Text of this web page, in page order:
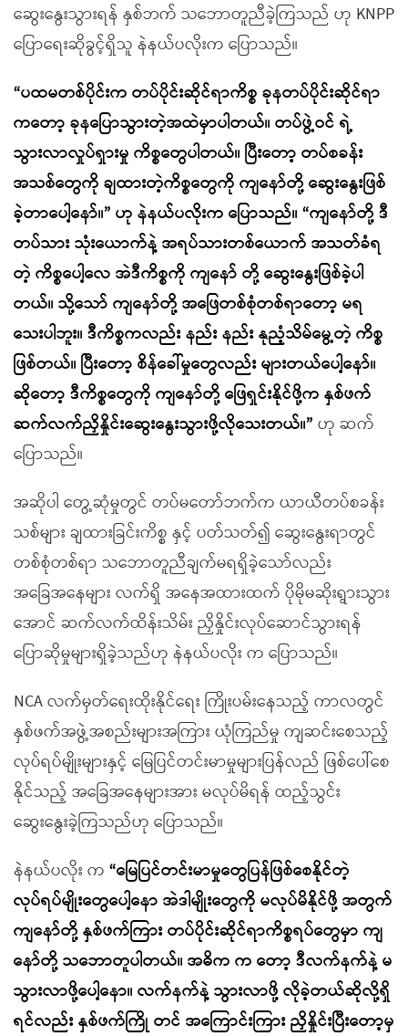
ဆွေးနွေးသွားရန် နှစ်ဘက် သဘောတူညီခဲ့ကြသည် ဟု KNPP
ပြောရေးဆိုခွင့်ရှိသူ နဲနယ်ပလိုးက ပြောသည်။
“ပထမတစ်ပိုင်းက တပ်ပိုင်းဆိုင်ရာကိစ္စ ခုနတပ်ပိုင်းဆိုင်ရာ
ကတော့ ခုနပြောသွားတဲ့အထဲမှာပါတယ်။ တပ်ဖွဲ့ဝင် ရဲ့
သွားလာလှုပ်ရှားမှု ကိစ္စတွေပါတယ်။ ပြီးတော့ တပ်စခန်း
အသစ်တွေကို ချထားတဲ့ကိစ္စတွေကို ကျနော်တို့ ဆွေးနွေးဖြစ်
ခဲ့တာပေါ့နော်။” ဟု နဲနယ်ပလိုးက ပြောသည်။ “ကျနော်တို့ ဒီ
တပ်သား သုံးယောက်နဲ့ အရပ်သားတစ်ယောက် အသတ်ခံရ
တဲ့ ကိစ္စပေါ့လေ အဲဒီကိစ္စကို ကျနော် တို့ ဆွေးနွေးဖြစ်ခဲ့ပါ
တယ်။ သို့သော် ကျနော်တို့ အဖြေတစ်စုံတစ်ရာတော့ မရ
သေးပါဘူး။ ဒီကိစ္စကလည်း နည်း နည်း နုညံ့သိမ်မွေ့တဲ့ ကိစ္စ
ဖြစ်တယ်။ ပြီးတော့ စိန်ခေါ်မှုတွေလည်း များတယ်ပေါ့နော်။
ဆိုတော့ ဒီကိစ္စတွေကို ကျနော်တို့ ဖြေရှင်းနိုင်ဖို့က နှစ်ဖက်
ဆက်လက်ညှိနှိုင်းဆွေးနွေးသွားဖို့လိုသေးတယ်။” ဟု ဆက်
ပြောသည်။
အဆိုပါ တွေ့ဆုံမှုတွင် တပ်မတော်ဘက်က ယာယီတပ်စခန်း
သစ်များ ချထားခြင်းကိစ္စ နှင့် ပတ်သတ်၍ ဆွေးနွေးရာတွင်
တစ်စုံတစ်ရာ သဘောတူညီချက်မရရှိခဲ့သော်လည်း
အခြေအနေများ လက်ရှိ အနေအထားထက် ပိုမိုမဆိုးရွားသွား
အောင် ဆက်လက်ထိန်းသိမ်း ညှိနှိုင်းလုပ်ဆောင်သွားရန်
ပြောဆိုမှုများရှိခဲ့သည်ဟု နဲနယ်ပလိုး က ပြောသည်။
NCA လက်မှတ်ရေးထိုးနိုင်ရေး ကြိုးပမ်းနေသည့် ကာလတွင်
နှစ်ဖက်အဖွဲ့အစည်းများအကြား ယုံကြည်မှု ကျဆင်းစေသည့်
လုပ်ရပ်မျိုးများနှင့် မြေပြင်တင်းမာမှုများပြန်လည် ဖြစ်ပေါ်စေ
နိုင်သည့် အခြေအနေများအား မလုပ်မိရန် ထည့်သွင်း
ဆွေးနွေးခဲ့ကြသည်ဟု ပြောသည်။
နဲနယ်ပလိုး က “မြေပြင်တင်းမာမှုတွေပြန်ဖြစ်စေနိုင်တဲ့
လုပ်ရပ်မျိုးတွေပေါ့နော အဲဒါမျိုးတွေကို မလုပ်မိနိုင်ဖို့ အတွက်
ကျနော်တို့ နှစ်ဖက်ကြား တပ်ပိုင်းဆိုင်ရာကိစ္စရပ်တွေမှာ ကျ
နော်တို့ သဘောတူပါတယ်။ အဓိက က တော့ ဒီလက်နက်နဲ့ မ
သွားလာဖို့ပေါ့နော။ လက်နက်နဲ့ သွားလာဖို့ လိုခဲ့တယ်ဆိုလို့ရှိ
ရင်လည်း နှစ်ဖက်ကြို တင် အကြောင်းကြား ညှိနှိုင်းပြီးတော့မှ